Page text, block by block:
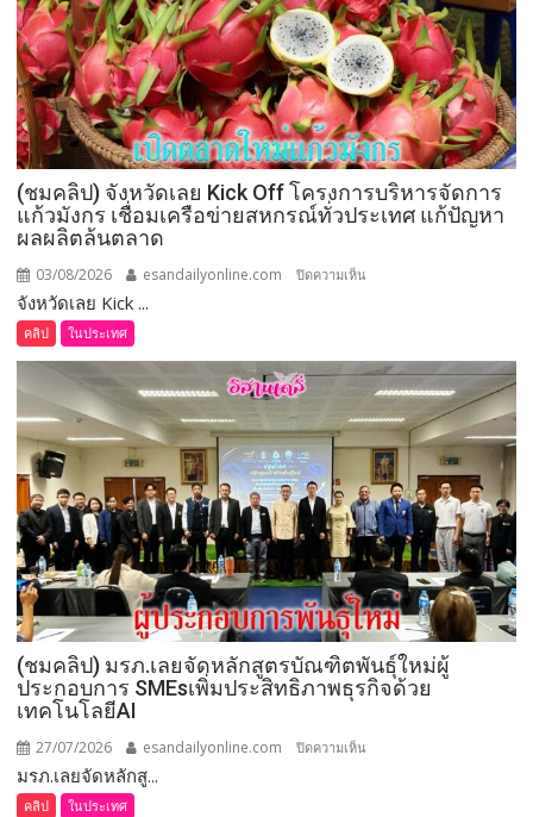
ยา
เสพ
ติด
“Dark
Farm
888”
ยึด
ทรัพย์
กว่า
(ชมคลิป) จังหวัดเลย Kick Off โครงการบริหารจัดการ
แก้วมังกร เชื่อมเครือข่ายสหกรณ์ทั่วประเทศ แก้ปัญหา
ผลผลิตล้นตลาด
03/08/2026 esandailyonline.com ปิดความเห็น
เลย
Off
โครงการ
บริหาร
จัดการ
แก้วมังกร
เชื่อม
เครือ
ข่าย
สหกรณ์
ทั่ว
ประเทศ
จังหวัดเลย Kick ...
คลิป ในประเทศ
(ชมคลิป) มรภ.เลยจัดหลักสูตรบัณฑิตพันธุ์ใหม่ผู้
ประกอบการ SMEsเพิ่มประสิทธิภาพธุรกิจด้วย
เทคโนโลยีAI
27/07/2026 esandailyonline.com ปิดความเห็น
มรภ.เลยจัดหลักสู...
คลิป ในประเทศ